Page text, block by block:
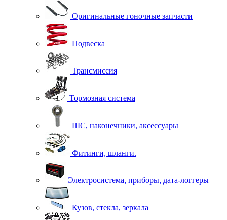
Оригинальные гоночные запчасти
Подвеска
Трансмиссия
Тормозная система
ШС, наконечники, аксессуары
Фитинги, шланги.
Электросистема, приборы, дата-логгеры
Кузов, стекла, зеркала